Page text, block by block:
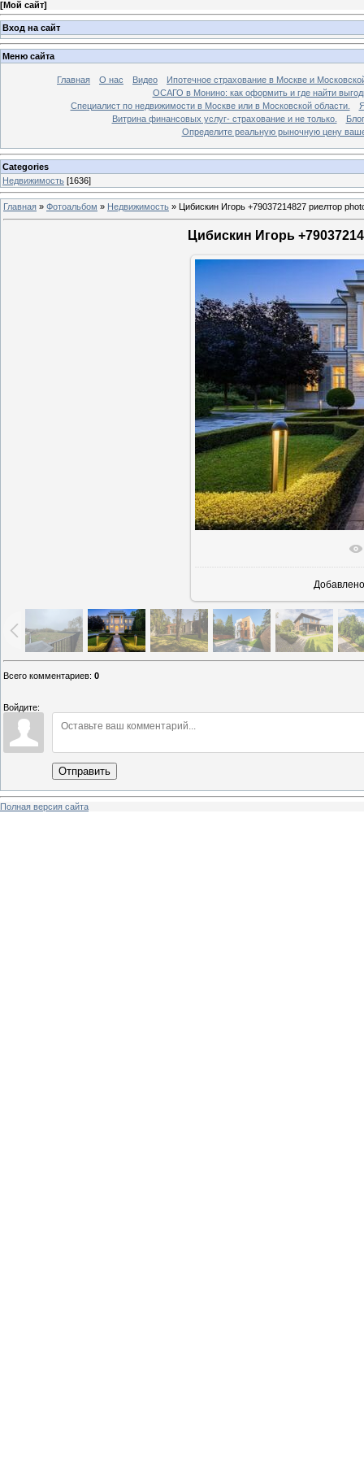
[Мой сайт]
Вход на сайт
Меню сайта
Главная О нас Видео
Ипотечное страхование в Москве и
ОСАГО в Монино: как оформить и где найти
Специалист по недвижимости в Москве или в Московской области.
Витрина финансовых услуг- страхование и не только.
Блог
Определите реальную рыночную цену
Categories
Недвижимость [1636]
Главная » Фотоальбом » Недвижимость » Цибискин Игорь +79037214827 риелтор
Цибискин Игорь
В
Добавлено
Всего комментариев: 0
Войдите:
Отправить
Полная версия сайта